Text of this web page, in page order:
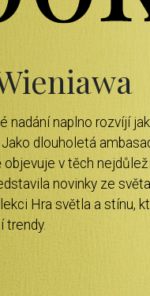
nadání naplno rozvíjí
Jako dlouholetá
objevuje v těch
novinky ze
Hra světla a stínu,
trendy.